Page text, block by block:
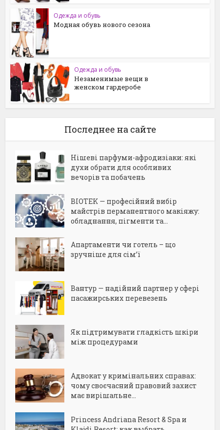
Одежда и обувь
Модная обувь нового сезона
Одежда и обувь
Незаменимые вещи в
женском гардеробе
Последнее на сайте
Нішеві парфуми-афродизіаки: які
духи обрати для особливих
вечорів та побачень
BIOTEK — професійний вибір
майстрів перманентного макіяжу:
обладнання, пігменти та...
Апартаменти чи готель – що
зручніше для сім’ї
Вантур — надійний партнер у сфері
пасажирських перевезень
Як підтримувати гладкість шкіри
між процедурами
Адвокат у кримінальних справах:
чому своєчасний правовий захист
має вирішальне...
Princess Andriana Resort & Spa и